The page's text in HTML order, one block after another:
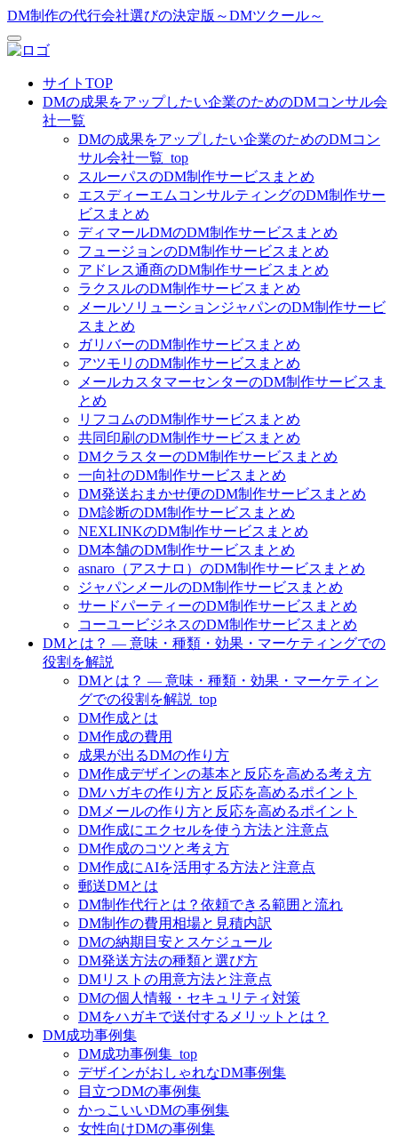
DM制作の代行会社選びの決定版～DMツクール～
サイトTOP
DMの成果をアップしたい企業のためのDMコンサル会
社一覧
DMの成果をアップしたい企業のためのDMコン
サル会社一覧_top
スルーパスのDM制作サービスまとめ
エスディーエムコンサルティングのDM制作サー
ビスまとめ
ディマールDMのDM制作サービスまとめ
フュージョンのDM制作サービスまとめ
アドレス通商のDM制作サービスまとめ
ラクスルのDM制作サービスまとめ
メールソリューションジャパンのDM制作サービ
スまとめ
ガリバーのDM制作サービスまとめ
アツモリのDM制作サービスまとめ
メールカスタマーセンターのDM制作サービスま
とめ
リフコムのDM制作サービスまとめ
共同印刷のDM制作サービスまとめ
DMクラスターのDM制作サービスまとめ
一向社のDM制作サービスまとめ
DM発送おまかせ便のDM制作サービスまとめ
DM診断のDM制作サービスまとめ
NEXLINKのDM制作サービスまとめ
DM本舗のDM制作サービスまとめ
asnaro（アスナロ）のDM制作サービスまとめ
ジャパンメールのDM制作サービスまとめ
サードパーティーのDM制作サービスまとめ
コーユービジネスのDM制作サービスまとめ
DMとは？ — 意味・種類・効果・マーケティングでの
役割を解説
DMとは？ — 意味・種類・効果・マーケティン
グでの役割を解説_top
DM作成とは
DM作成の費用
成果が出るDMの作り方
DM作成デザインの基本と反応を高める考え方
DMハガキの作り方と反応を高めるポイント
DMメールの作り方と反応を高めるポイント
DM作成にエクセルを使う方法と注意点
DM作成のコツと考え方
DM作成にAIを活用する方法と注意点
郵送DMとは
DM制作代行とは？依頼できる範囲と流れ
DM制作の費用相場と見積内訳
DMの納期目安とスケジュール
DM発送方法の種類と選び方
DMリストの用意方法と注意点
DMの個人情報・セキュリティ対策
DMをハガキで送付するメリットとは？
DM成功事例集
DM成功事例集_top
デザインがおしゃれなDM事例集
目立つDMの事例集
かっこいいDMの事例集
女性向けDMの事例集